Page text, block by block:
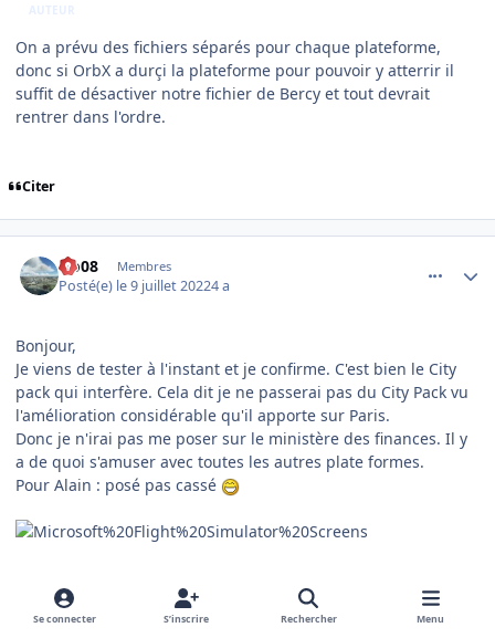
AUTEUR
On a prévu des fichiers séparés pour chaque plateforme,
donc si OrbX a durçi la plateforme pour pouvoir y atterrir il
suffit de désactiver notre fichier de Bercy et tout devrait
rentrer dans l'ordre.
Citer
clo08 Membres
Posté(e) le 9 juillet 20224 a
Bonjour,
Je viens de tester à l'instant et je confirme. C'est bien le City
pack qui interfère. Cela dit je ne passerai pas du City Pack vu
l'amélioration considérable qu'il apporte sur Paris.
Donc je n'irai pas me poser sur le ministère des finances. Il y
a de quoi s'amuser avec toutes les autres plate formes.
Pour Alain : posé pas cassé
Citer
Se connecter S’inscrire Rechercher Menu